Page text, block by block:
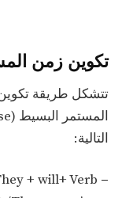
تكوين زمن
تتشكل طريقة
التالية:
– Positive:
+ will+ Verb